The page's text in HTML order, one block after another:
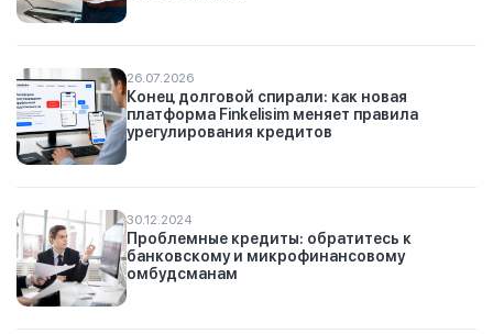
26.07.2026
Конец долговой спирали: как новая
платформа Finkelisim меняет правила
урегулирования кредитов
30.12.2024
Проблемные кредиты: обратитесь к
банковскому и микрофинансовому
омбудсманам